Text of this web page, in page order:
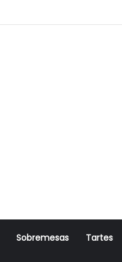
Sobremesas Tartes